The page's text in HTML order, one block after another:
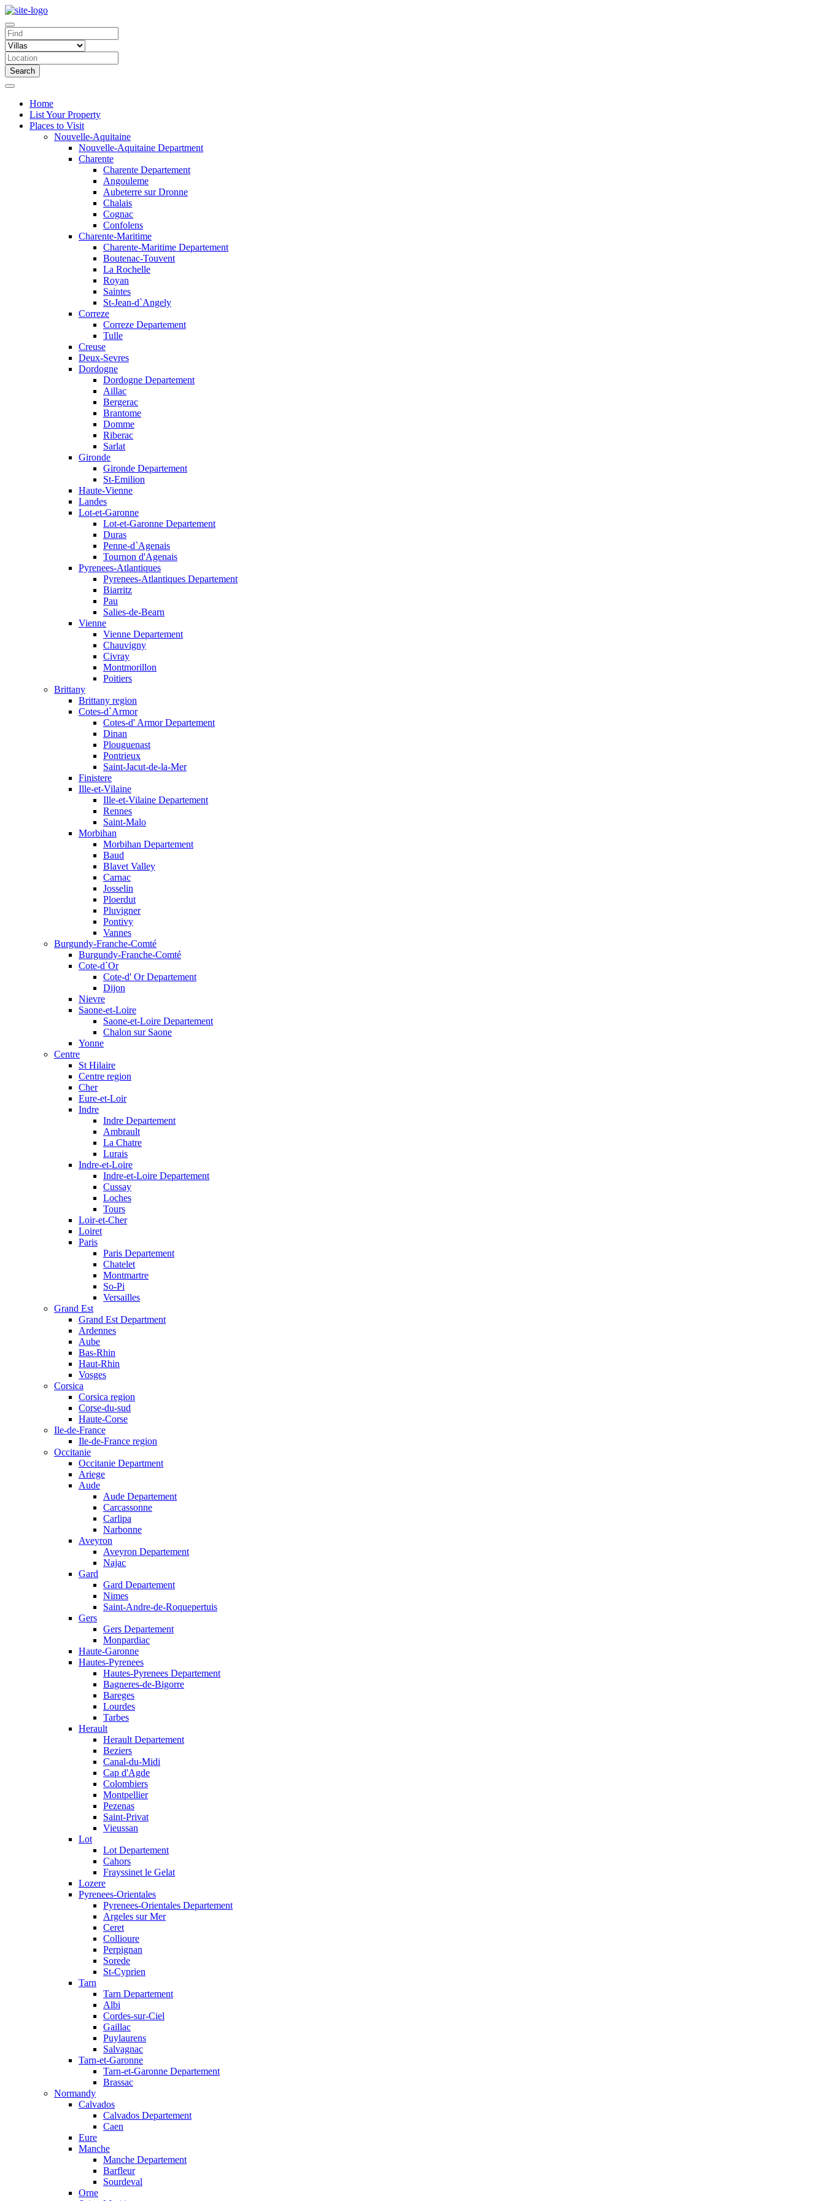
Search
Home
List Your Property
Places to Visit
Nouvelle-Aquitaine
Nouvelle-Aquitaine Department
Charente
Charente Departement
Angouleme
Aubeterre sur Dronne
Chalais
Cognac
Confolens
Charente-Maritime
Charente-Maritime Departement
Boutenac-Touvent
La Rochelle
Royan
Saintes
St-Jean-d`Angely
Correze
Correze Departement
Tulle
Creuse
Deux-Sevres
Dordogne
Dordogne Departement
Aillac
Bergerac
Brantome
Domme
Riberac
Sarlat
Gironde
Gironde Departement
St-Emilion
Haute-Vienne
Landes
Lot-et-Garonne
Lot-et-Garonne Departement
Duras
Penne-d`Agenais
Tournon d'Agenais
Pyrenees-Atlantiques
Pyrenees-Atlantiques Departement
Biarritz
Pau
Salies-de-Bearn
Vienne
Vienne Departement
Chauvigny
Civray
Montmorillon
Poitiers
Brittany
Brittany region
Cotes-d`Armor
Cotes-d' Armor Departement
Dinan
Plouguenast
Pontrieux
Saint-Jacut-de-la-Mer
Finistere
Ille-et-Vilaine
Ille-et-Vilaine Departement
Rennes
Saint-Malo
Morbihan
Morbihan Departement
Baud
Blavet Valley
Carnac
Josselin
Ploerdut
Pluvigner
Pontivy
Vannes
Burgundy-Franche-Comté
Burgundy-Franche-Comté
Cote-d`Or
Cote-d' Or Departement
Dijon
Nievre
Saone-et-Loire
Saone-et-Loire Departement
Chalon sur Saone
Yonne
Centre
St Hilaire
Centre region
Cher
Eure-et-Loir
Indre
Indre Departement
Ambrault
La Chatre
Lurais
Indre-et-Loire
Indre-et-Loire Departement
Cussay
Loches
Tours
Loir-et-Cher
Loiret
Paris
Paris Departement
Chatelet
Montmartre
So-Pi
Versailles
Grand Est
Grand Est Department
Ardennes
Aube
Bas-Rhin
Haut-Rhin
Vosges
Corsica
Corsica region
Corse-du-sud
Haute-Corse
Ile-de-France
Ile-de-France region
Occitanie
Occitanie Department
Ariege
Aude
Aude Departement
Carcassonne
Carlipa
Narbonne
Aveyron
Aveyron Departement
Najac
Gard
Gard Departement
Nimes
Saint-Andre-de-Roquepertuis
Gers
Gers Departement
Monpardiac
Haute-Garonne
Hautes-Pyrenees
Hautes-Pyrenees Departement
Bagneres-de-Bigorre
Bareges
Lourdes
Tarbes
Herault
Herault Departement
Beziers
Canal-du-Midi
Cap d'Agde
Colombiers
Montpellier
Pezenas
Saint-Privat
Vieussan
Lot
Lot Departement
Cahors
Frayssinet le Gelat
Lozere
Pyrenees-Orientales
Pyrenees-Orientales Departement
Argeles sur Mer
Ceret
Collioure
Perpignan
Sorede
St-Cyprien
Tarn
Tarn Departement
Albi
Cordes-sur-Ciel
Gaillac
Puylaurens
Salvagnac
Tarn-et-Garonne
Tarn-et-Garonne Departement
Brassac
Normandy
Calvados
Calvados Departement
Caen
Eure
Manche
Manche Departement
Barfleur
Sourdeval
Orne